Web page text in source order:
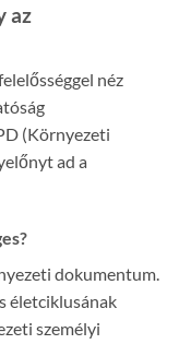
az
néz
(Környezeti
ad a
dokumentum.
életciklusának
személyi